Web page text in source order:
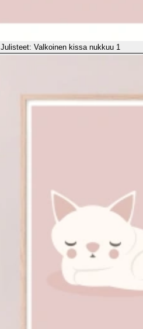
Julisteet: Valkoinen kissa nukkuu 1